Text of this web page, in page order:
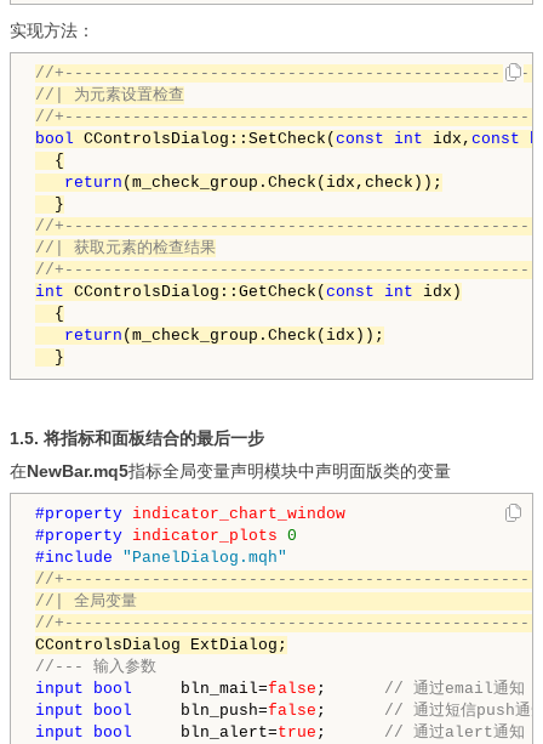
实现方法：
//
//| 为元素设置检查
//
bool CControlsDialog::SetCheck( const int idx, const
{
return (m_check_group.Check(idx,check));
//
//| 获取元素的检查结果
//
int CControlsDialog::GetCheck( const int idx)
{
return (m_check_group.Check(idx));
}
1.5. 将指标和面板结合的最后一步
在NewBar.mq5指标全局变量声明模块中声明面版类的变量
#property indicator_chart_window
#property indicator_plots 0
#include "PanelDialog.mqh"
//
//| 全局变量
//
CControlsDialog ExtDialog;
//--- 输入参数
input
bool bln_mail=false ; // 通过email通知
input
bool bln_push=false ; // 通过短信push通
input
bool bln_alert=true ; // 通过alert通知